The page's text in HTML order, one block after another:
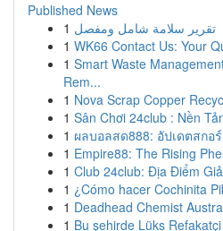
Published News
1 تقرير سلامة شامل ومفصل
1 WK66 Contact Us: Your
1 Smart Waste
Rem...
1 Nova Scrap Copper
1 Sân Chơi 24club : Nền
1 ผลบอลสด888: อัปเดตสกอ
1 Empire88: The Rising
1 Club 24club: Địa Điểm
1 ¿Cómo hacer Cochinita
1 Deadhead Chemist
1 Bu şehirde Lüks